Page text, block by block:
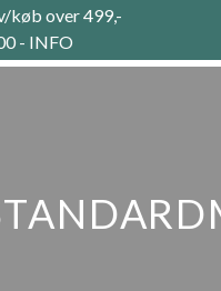
køb over 499,-
- INFO